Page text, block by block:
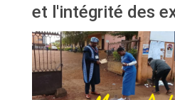
et l'intégrité des